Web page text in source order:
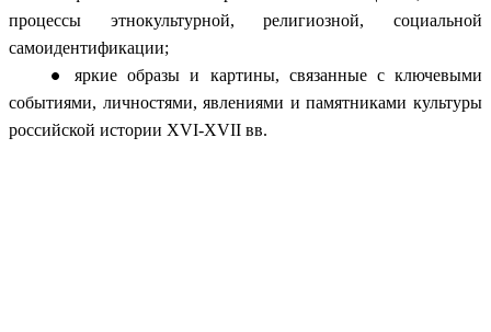
процессы этнокультурной, религиозной, социальной
самоидентификации;
яркие образы и картины, связанные с ключевыми
событиями, личностями, явлениями и памятниками культуры
российской истории XVI-XVII вв.